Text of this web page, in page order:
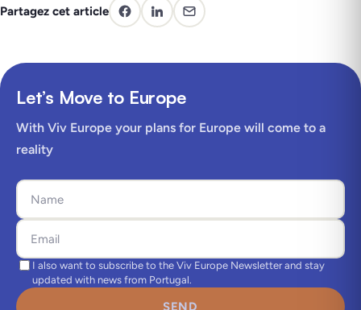
Partagez cet article
Let’s Move to Europe
With Viv Europe your plans for Europe will come to a
reality
I also want to subscribe to the Viv Europe Newsletter and stay
updated with news from Portugal.
SEND